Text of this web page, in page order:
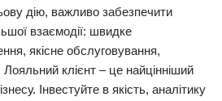
дію, важливо забезпечити
взаємодії: швидке
якісне обслуговування,
клієнт – це найцінніший
Інвестуйте в якість, аналітику